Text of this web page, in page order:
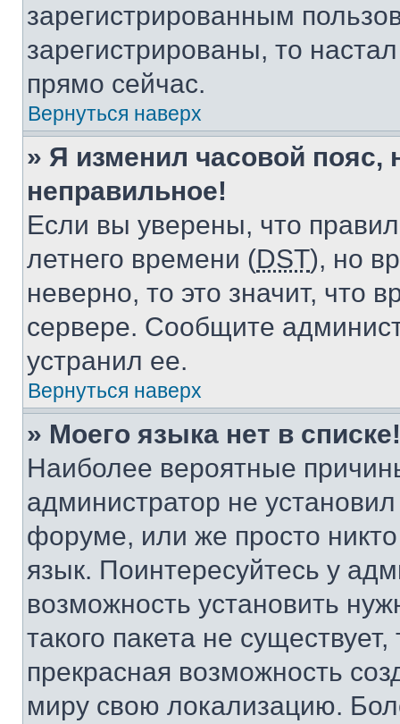
зарегистрированным
зарегистрированы, то
прямо сейчас.
Вернуться наверх
» Я изменил часовой пояс,
неправильное!
Если вы уверены, что
летнего времени (DST), но
неверно, то это значит, что
сервере. Сообщите
устранил ее.
Вернуться наверх
» Моего языка нет в списке!
Наиболее вероятные
администратор не
форуме, или же просто
язык. Поинтересуйтесь у
возможность установить
такого пакета не
прекрасная возможность
миру свою локализацию.